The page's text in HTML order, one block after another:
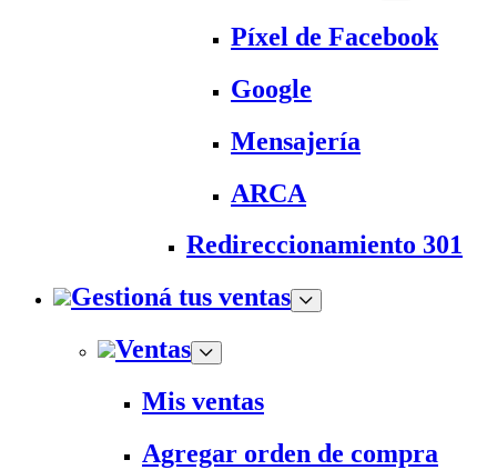
Píxel de Facebook
Google
Mensajería
ARCA
Redireccionamiento 301
Gestioná tus ventas
Ventas
Mis ventas
Agregar orden de compra